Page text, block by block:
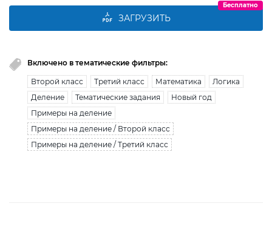
ЗАГРУЗИТЬ
Бесплатно
Включено в тематические фильтры:
Второй класс Третий класс Математика
Логика
Деление
Тематические задания
Новый год
Примеры на деление
Примеры на деление / Второй класс
Примеры на деление / Третий класс